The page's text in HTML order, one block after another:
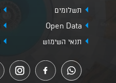
תשלומים
Open Data
תנאי השימוש